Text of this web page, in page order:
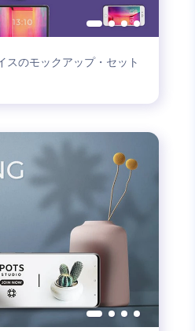
スのモックアップ・セット